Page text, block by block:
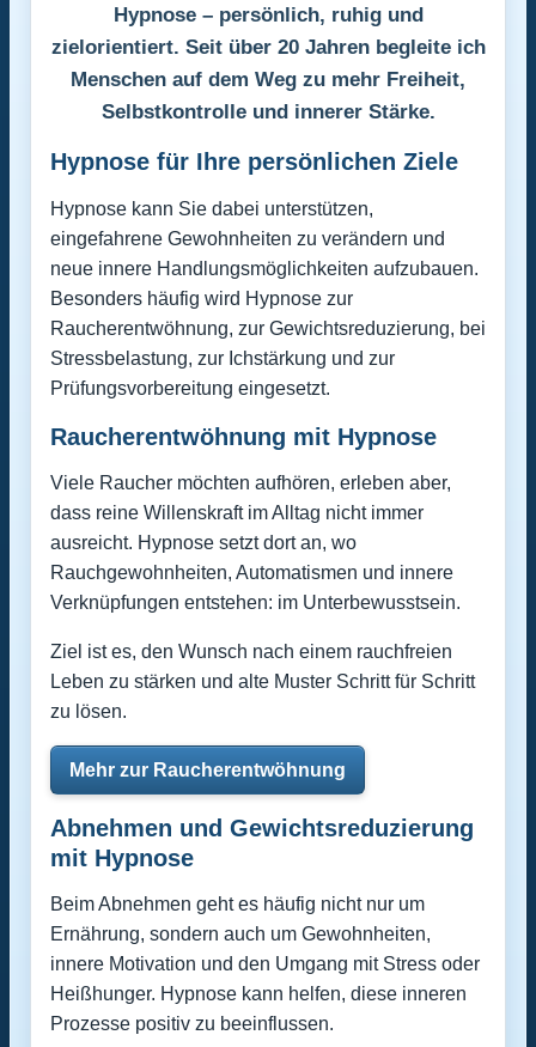
Hypnose – persönlich, ruhig und
zielorientiert. Seit über 20 Jahren begleite ich
Menschen auf dem Weg zu mehr Freiheit,
Selbstkontrolle und innerer Stärke.
Hypnose für Ihre persönlichen Ziele
Hypnose kann Sie dabei unterstützen,
eingefahrene Gewohnheiten zu verändern und
neue innere Handlungsmöglichkeiten aufzubauen.
Besonders häufig wird Hypnose zur
Raucherentwöhnung, zur Gewichtsreduzierung, bei
Stressbelastung, zur Ichstärkung und zur
Prüfungsvorbereitung eingesetzt.
Raucherentwöhnung mit Hypnose
Viele Raucher möchten aufhören, erleben aber,
dass reine Willenskraft im Alltag nicht immer
ausreicht. Hypnose setzt dort an, wo
Rauchgewohnheiten, Automatismen und innere
Verknüpfungen entstehen: im Unterbewusstsein.
Ziel ist es, den Wunsch nach einem rauchfreien
Leben zu stärken und alte Muster Schritt für Schritt
zu lösen.
Mehr zur Raucherentwöhnung
Abnehmen und Gewichtsreduzierung
mit Hypnose
Beim Abnehmen geht es häufig nicht nur um
Ernährung, sondern auch um Gewohnheiten,
innere Motivation und den Umgang mit Stress oder
Heißhunger. Hypnose kann helfen, diese inneren
Prozesse positiv zu beeinflussen.